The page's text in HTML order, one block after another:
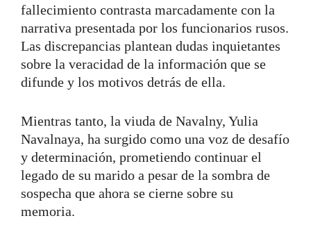
fallecimiento contrasta marcadamente con la
narrativa presentada por los funcionarios rusos.
Las discrepancias plantean dudas inquietantes
sobre la veracidad de la información que se
difunde y los motivos detrás de ella.
Mientras tanto, la viuda de Navalny, Yulia
Navalnaya, ha surgido como una voz de desafío
y determinación, prometiendo continuar el
legado de su marido a pesar de la sombra de
sospecha que ahora se cierne sobre su
memoria.